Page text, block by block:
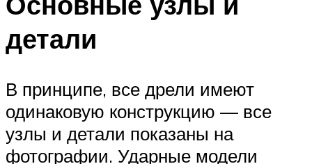
детали
В принципе, все дрели имеют
одинаковую конструкцию — все
узлы и детали показаны на
фотографии. Ударные модели